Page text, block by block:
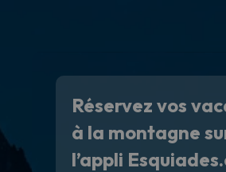
Réservez vos
à la montagne
l’appli